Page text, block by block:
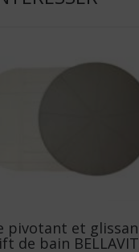
pivotant et
de bain